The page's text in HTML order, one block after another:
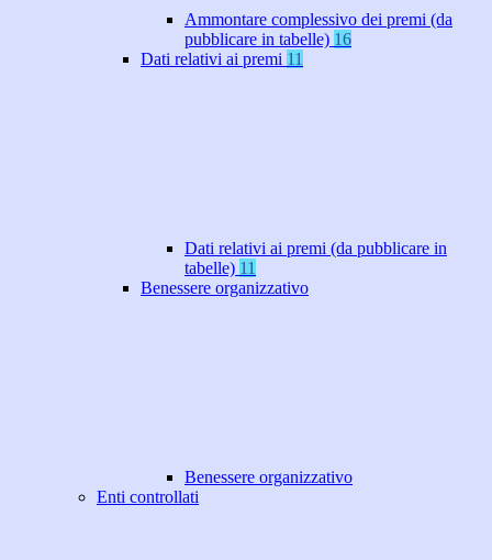
Ammontare complessivo dei premi (da
pubblicare in tabelle) 16
Dati relativi ai premi 11
Dati relativi ai premi (da pubblicare in
tabelle) 11
Benessere organizzativo
Benessere organizzativo
Enti controllati